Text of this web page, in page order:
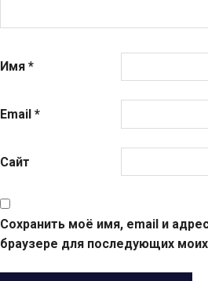
Имя *
Email *
Сайт
Сохранить моё имя, email и
браузере для последующих